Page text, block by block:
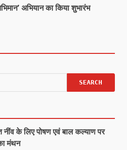
अभियान का किया शुभारंभ
के लिए पोषण एवं बाल कल्याण पर
मंथन